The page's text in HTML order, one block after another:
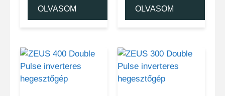
OLVASOM
OLVASOM